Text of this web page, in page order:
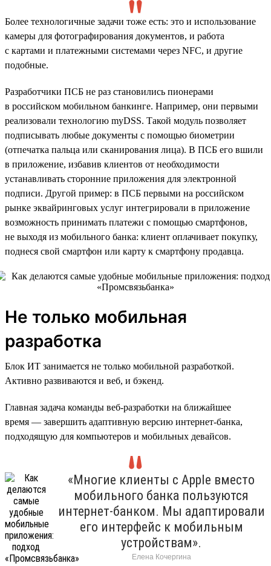
Более технологичные задачи тоже есть: это и использование
камеры для фотографирования документов, и работа
с картами и платежными системами через NFC, и другие
подобные.
Разработчики ПСБ не раз становились пионерами
в российском мобильном банкинге. Например, они первыми
реализовали технологию myDSS. Такой модуль позволяет
подписывать любые документы с помощью биометрии
(отпечатка пальца или сканирования лица). В ПСБ его вшили
в приложение, избавив клиентов от необходимости
устанавливать сторонние приложения для электронной
подписи. Другой пример: в ПСБ первыми на российском
рынке эквайринговых услуг интегрировали в приложение
возможность принимать платежи с помощью смартфонов,
не выходя из мобильного банка: клиент оплачивает покупку,
поднеся свой смартфон или карту к смартфону продавца.
Не только мобильная
разработка
Блок ИТ занимается не только мобильной разработкой.
Активно развиваются и веб, и бэкенд.
Главная задача команды веб-разработки на ближайшее
время — завершить адаптивную версию интернет-банка,
подходящую для компьютеров и мобильных девайсов.
«Многие клиенты с Apple вместо
мобильного банка пользуются
интернет-банком. Мы адаптировали
его интерфейс к мобильным
устройствам».
Елена Кочергина